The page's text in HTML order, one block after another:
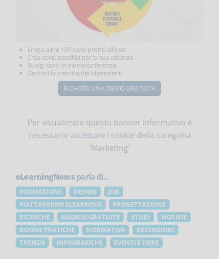
Eroga oltre 150 corsi pronti all'uso
Crea corsi specifici per la tua azienda
Svolgi corsi in videoconferenza
Gestisci la crescita dei dipendenti
RICHIEDI UNA DEMO GRATUITA
Per visualizzare questo banner informativo è
necessario accettare i cookie della categoria
'Marketing'
eLearningNewsparla di...
FORMAZIONE DESIGN
JOB
PIATTAFORME ELEARNING
PROGETTAZIONE
RICERCHE
RISORSE GRATUITE STUDI
NOTIZIE
BUONE PRATICHE
NORMATIVA
RECENSIONI
TRENDS
INFOGRAFICHE EVENTI E FIERE